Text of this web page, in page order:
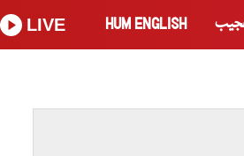
HUM ENGLISH
LIVE